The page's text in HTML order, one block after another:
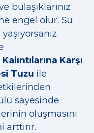
bulaşıklarınız
engel olur. Su
Karşı
Tuzu ile
sayesinde
oluşmasını